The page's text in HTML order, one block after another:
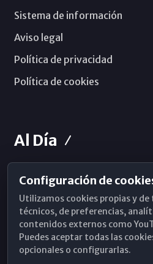
Sistema de información
Aviso legal
Política de privacidad
Política de cookies
Al Día
Horarios de Misa
Hemeroteca
WhatsApp
Configuración de
Utilizamos cookies propias y
técnicos, de preferencias,
contenidos externos como
Puedes aceptar todas las
opcionales o configurarlas.